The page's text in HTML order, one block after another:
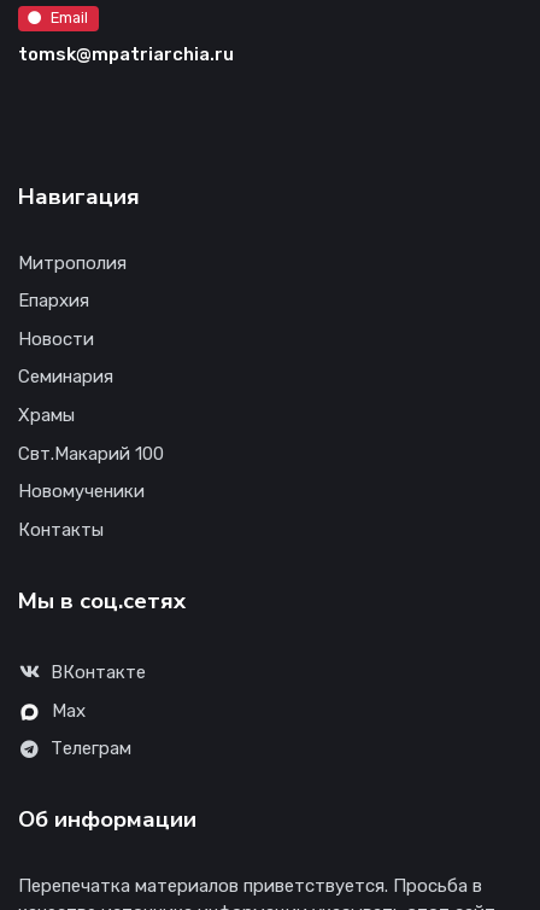
Email
tomsk@mpatriarchia.ru
Навигация
Митрополия
Епархия
Новости
Семинария
Храмы
Свт.Макарий 100
Новомученики
Контакты
Мы в соц.сетях
ВКонтакте
Max
Телеграм
Об информации
Перепечатка материалов приветствуется. Просьба в